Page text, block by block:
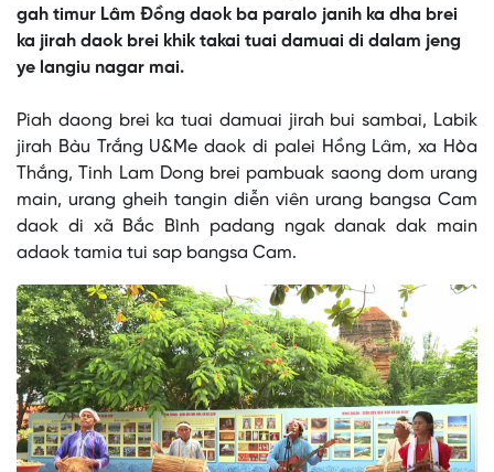
gah timur Lâm Đồng daok ba paralo janih ka dha brei
ka jirah daok brei khik takai tuai damuai di dalam jeng
ye langiu nagar mai.
a
modal
window.
No compatible source was found for this media.
Piah daong brei ka tuai damuai jirah bui sambai, Labik
jirah Bàu Trắng U&Me daok di palei Hồng Lâm, xa Hòa
Thắng, Tinh Lam Dong brei pambuak saong dom urang
main, urang gheih tangin diễn viên urang bangsa Cam
daok di xã Bắc Bình padang ngak danak dak main
adaok tamia tui sap bangsa Cam.